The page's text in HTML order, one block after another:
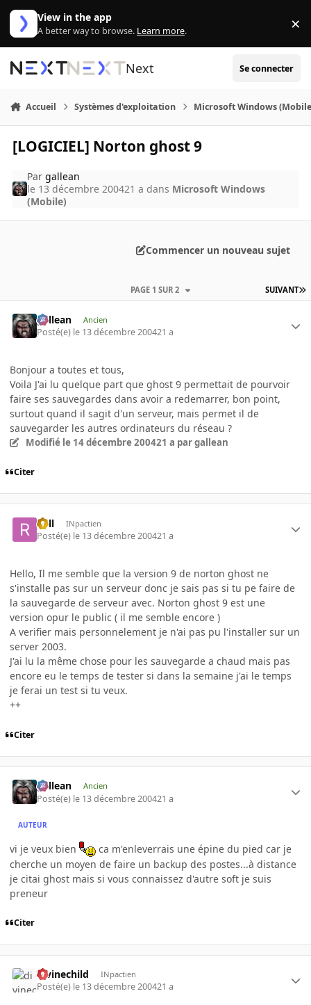
Aller au contenu
View in the app
A better way to browse. Learn more. ×
Next Se connecter
Accueil Systèmes d'exploitation Microsoft Windows
[LOGICIEL] Norton ghost 9
Pargallean
le 13 décembre 200421 a dans Microsoft Windows
(Mobile)
Commencer un nouveau sujet
SUIVANT
PAGE 1 SUR 2
gallean Ancien
Posté(e) le 13 décembre 200421 a
Bonjour a toutes et tous,
Voila J'ai lu quelque part que ghost 9 permettait de pourvoir
faire ses sauvegardes dans avoir a redemarrer, bon point,
surtout quand il sagit d'un serveur, mais permet il de
sauvegarder les autres ordinateurs du réseau ?
Modifié le 14 décembre 200421 a par gallean
Citer
Rell INpactien
Posté(e) le 13 décembre 200421 a
Hello, Il me semble que la version 9 de norton ghost ne
s'installe pas sur un serveur donc je sais pas si tu pe faire de
la sauvegarde de serveur avec. Norton ghost 9 est une
version opur le public ( il me semble encore )
A verifier mais personnelement je n'ai pas pu l'installer sur un
server 2003.
J'ai lu la même chose pour les sauvegarde a chaud mais pas
encore eu le temps de tester si dans la semaine j'ai le temps
je ferai un test si tu veux.
++
Citer
gallean Ancien
Posté(e) le 13 décembre 200421 a
AUTEUR
vi je veux bien
ca m'enleverrais une épine du pied car je
cherche un moyen de faire un backup des postes...à distance
je citai ghost mais si vous connaissez d'autre soft je suis
preneur
Citer
divinechild INpactien
Posté(e) le 13 décembre 200421 a